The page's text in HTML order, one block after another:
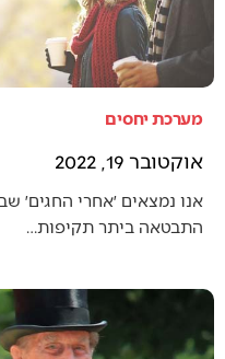
מערכת יחסים
אוקטובר 19, 2022
אנו נמצאים ׳אחרי החגים׳
התבטאה ביתר תקיפות…